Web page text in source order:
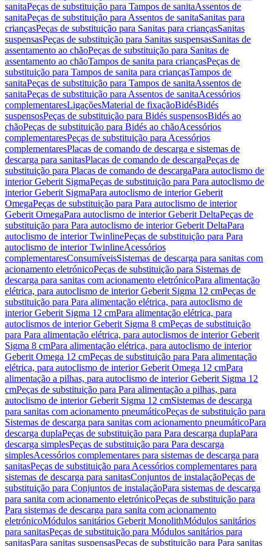
sanitaPeças de substituição para Tampos de sanitaAssentos de
sanitaPeças de substituição para Assentos de sanitaSanitas para
criançasPeças de substituição para Sanitas para criançasSanitas
suspensasPeças de substituição para Sanitas suspensasSanitas de
assentamento ao chãoPeças de substituição para Sanitas de
assentamento ao chãoTampos de sanita para criançasPeças de
substituição para Tampos de sanita para criançasTampos de
sanitaPeças de substituição para Tampos de sanitaAssentos de
sanitaPeças de substituição para Assentos de sanitaAcessórios
complementaresLigaçõesMaterial de fixaçãoBidésBidés
suspensosPeças de substituição para Bidés suspensosBidés ao
chãoPeças de substituição para Bidés ao chãoAcessórios
complementaresPeças de substituição para Acessórios
complementaresPlacas de comando de descarga e sistemas de
descarga para sanitasPlacas de comando de descargaPeças de
substituição para Placas de comando de descargaPara autoclismo de
interior Geberit SigmaPeças de substituição para Para autoclismo de
interior Geberit SigmaPara autoclismo de interior Geberit
OmegaPeças de substituição para Para autoclismo de interior
Geberit OmegaPara autoclismo de interior Geberit DeltaPeças de
substituição para Para autoclismo de interior Geberit DeltaPara
autoclismo de interior TwinlinePeças de substituição para Para
autoclismo de interior TwinlineAcessórios
complementaresConsumíveisSistemas de descarga para sanitas com
acionamento eletrónicoPeças de substituição para Sistemas de
descarga para sanitas com acionamento eletrónicoPara alimentação
elétrica, para autoclismo de interior Geberit Sigma 12 cmPeças de
substituição para Para alimentação elétrica, para autoclismo de
interior Geberit Sigma 12 cmPara alimentação elétrica, para
autoclismos de interior Geberit Sigma 8 cmPeças de substituição
para Para alimentação elétrica, para autoclismos de interior Geberit
Sigma 8 cmPara alimentação elétrica, para autoclismo de interior
Geberit Omega 12 cmPeças de substituição para Para alimentação
elétrica, para autoclismo de interior Geberit Omega 12 cmPara
alimentação a pilhas, para autoclismo de interior Geberit Sigma 12
cmPeças de substituição para Para alimentação a pilhas, para
autoclismo de interior Geberit Sigma 12 cmSistemas de descarga
para sanitas com acionamento pneumáticoPeças de substituição para
Sistemas de descarga para sanitas com acionamento pneumáticoPara
descarga duplaPeças de substituição para Para descarga duplaPara
descarga simplesPeças de substituição para Para descarga
simplesAcessórios complementares para sistemas de descarga para
sanitasPeças de substituição para Acessórios complementares para
sistemas de descarga para sanitasConjuntos de instalaçãoPeças de
substituição para Conjuntos de instalaçãoPara sistemas de descarga
para sanita com acionamento eletrónicoPeças de substituição para
Para sistemas de descarga para sanita com acionamento
eletrónicoMódulos sanitários Geberit MonolithMódulos sanitários
para sanitasPeças de substituição para Módulos sanitários para
sanitasPara sanitas suspensasPeças de substituição para Para sanitas